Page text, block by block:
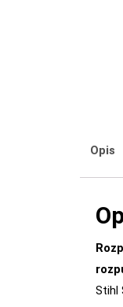
Opis
Stihl